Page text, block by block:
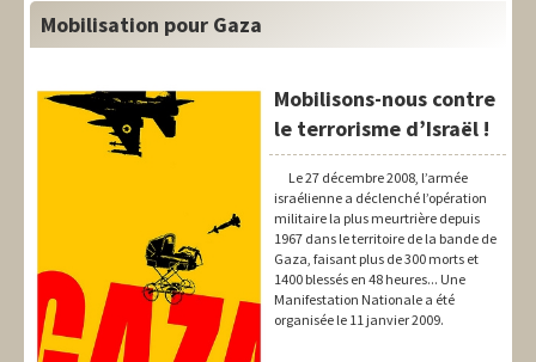
Europe
International
Thèmes
Mobilisation pour Gaza
Mobilisons-nous contre
le terrorisme d’Israël !
Le 27 décembre 2008, l’armée
israélienne a déclenché l’opération
militaire la plus meurtrière depuis
1967 dans le territoire de la bande de
Gaza, faisant plus de 300 morts et
1400 blessés en 48 heures... Une
Manifestation Nationale a été
organisée le 11 janvier 2009.